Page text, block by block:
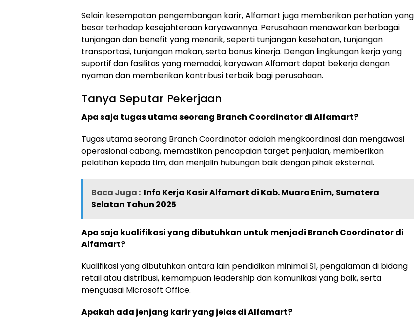
Selain kesempatan pengembangan karir, Alfamart juga memberikan perhatian yang
besar terhadap kesejahteraan karyawannya. Perusahaan menawarkan berbagai
tunjangan dan benefit yang menarik, seperti tunjangan kesehatan, tunjangan
transportasi, tunjangan makan, serta bonus kinerja. Dengan lingkungan kerja yang
suportif dan fasilitas yang memadai, karyawan Alfamart dapat bekerja dengan
nyaman dan memberikan kontribusi terbaik bagi perusahaan.
Tanya Seputar Pekerjaan
Apa saja tugas utama seorang Branch Coordinator di Alfamart?
Tugas utama seorang Branch Coordinator adalah mengkoordinasi dan mengawasi
operasional cabang, memastikan pencapaian target penjualan, memberikan
pelatihan kepada tim, dan menjalin hubungan baik dengan pihak eksternal.
Baca Juga : Info Kerja Kasir Alfamart di Kab. Muara Enim, Sumatera
Selatan Tahun 2025
Apa saja kualifikasi yang dibutuhkan untuk menjadi Branch Coordinator di
Alfamart?
Kualifikasi yang dibutuhkan antara lain pendidikan minimal S1, pengalaman di bidang
retail atau distribusi, kemampuan leadership dan komunikasi yang baik, serta
menguasai Microsoft Office.
Apakah ada jenjang karir yang jelas di Alfamart?